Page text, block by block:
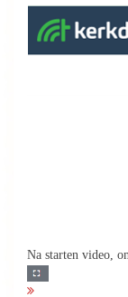
Na starten video,